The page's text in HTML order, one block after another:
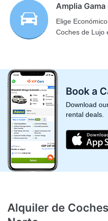
Amplia
Elige
Coches de Lujo
Book a
Download
rental deals.
Alquiler de